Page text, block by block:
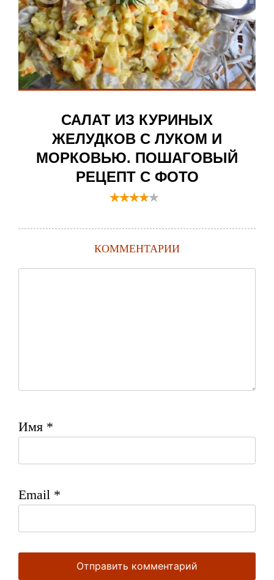
САЛАТ ИЗ КУРИНЫХ
ЖЕЛУДКОВ С ЛУКОМ И
МОРКОВЬЮ. ПОШАГОВЫЙ
РЕЦЕПТ С ФОТО
КОММЕНТАРИИ
Имя *
Email *